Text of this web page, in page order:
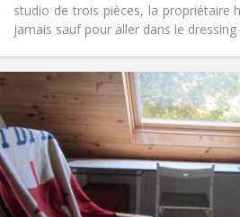
studio de trois pièces, la propriétaire
jamais sauf pour aller dans le